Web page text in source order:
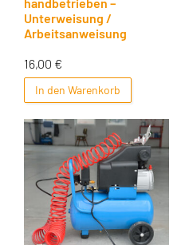
Unterweisung /
Arbeitsanweisung
16,00 €
In den Warenkorb